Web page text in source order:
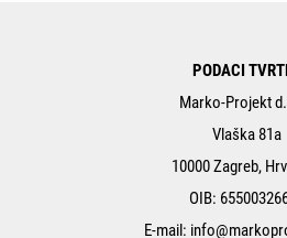
PODACI
Marko-Projekt
Vlaška 81a
10000 Zagreb,
OIB:
E-mail: